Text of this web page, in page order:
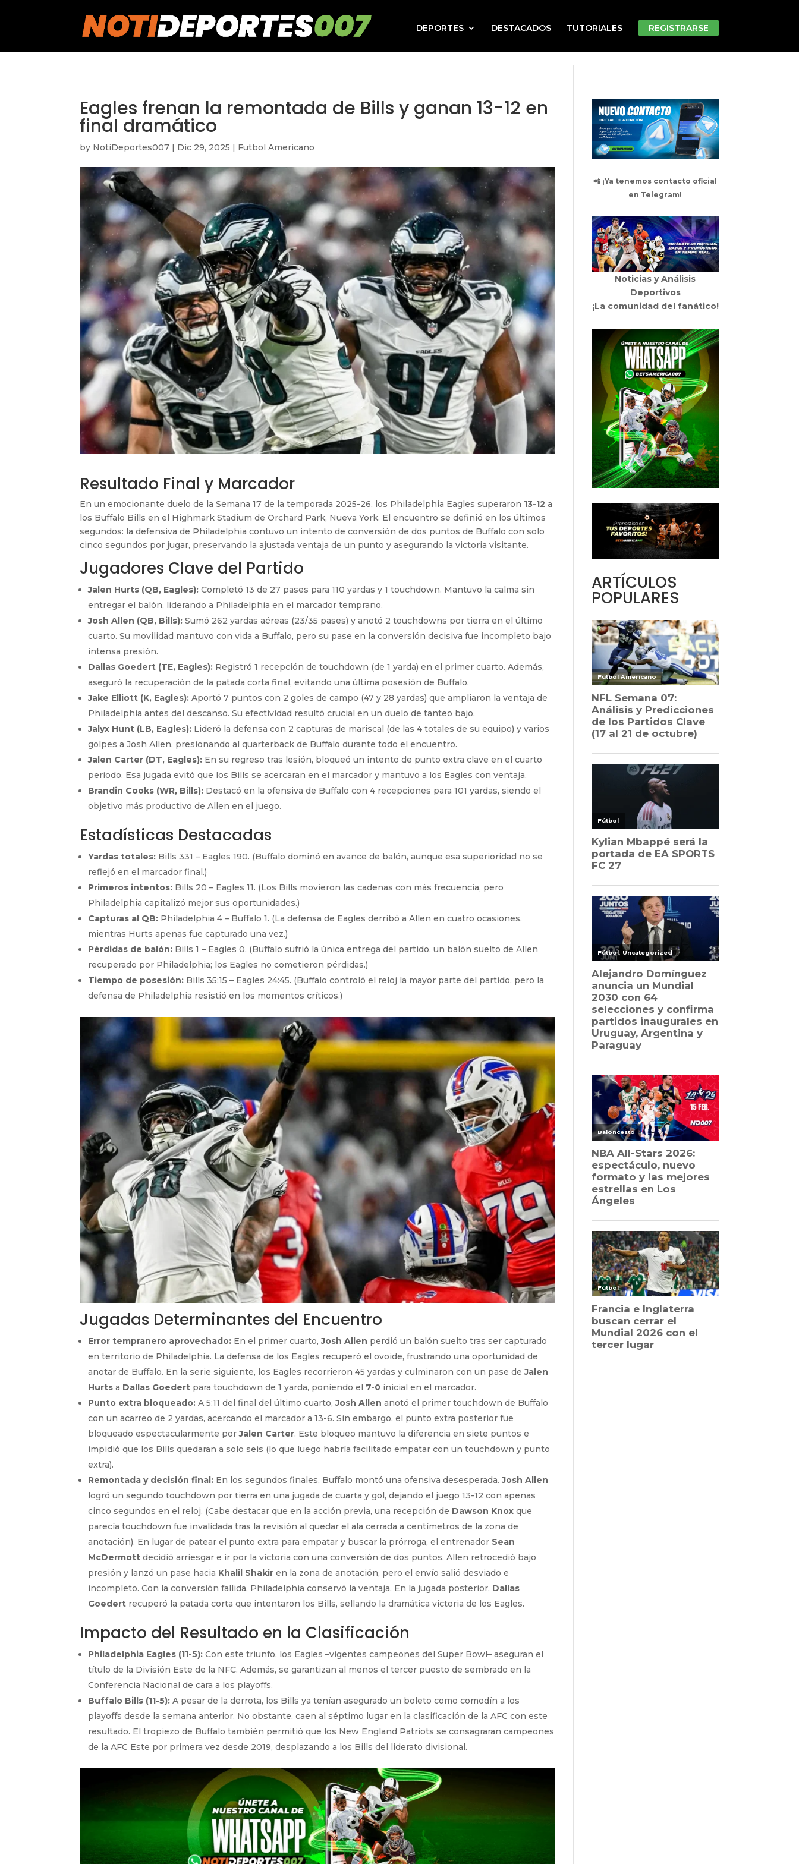
DEPORTES
DESTACADOS TUTORIALES REGISTRARSE
Eagles frenan la remontada de Bills y ganan 13-12 en
final dramático
by NotiDeportes007 | Dic 29, 2025 | Futbol Americano
Resultado Final y Marcador
En un emocionante duelo de la Semana 17 de la temporada 2025-26, los Philadelphia Eagles superaron 13-12 a
los Buffalo Bills en el Highmark Stadium de Orchard Park, Nueva York. El encuentro se definió en los últimos
segundos: la defensiva de Philadelphia contuvo un intento de conversión de dos puntos de Buffalo con solo
cinco segundos por jugar, preservando la ajustada ventaja de un punto y asegurando la victoria visitante.
Jugadores Clave del Partido
Jalen Hurts (QB, Eagles): Completó 13 de 27 pases para 110 yardas y 1 touchdown. Mantuvo la calma sin
entregar el balón, liderando a Philadelphia en el marcador temprano.
Josh Allen (QB, Bills): Sumó 262 yardas aéreas (23/35 pases) y anotó 2 touchdowns por tierra en el último
cuarto. Su movilidad mantuvo con vida a Buffalo, pero su pase en la conversión decisiva fue incompleto bajo
intensa presión.
Dallas Goedert (TE, Eagles): Registró 1 recepción de touchdown (de 1 yarda) en el primer cuarto. Además,
aseguró la recuperación de la patada corta final, evitando una última posesión de Buffalo.
Jake Elliott (K, Eagles): Aportó 7 puntos con 2 goles de campo (47 y 28 yardas) que ampliaron la ventaja de
Philadelphia antes del descanso. Su efectividad resultó crucial en un duelo de tanteo bajo.
Jalyx Hunt (LB, Eagles): Lideró la defensa con 2 capturas de mariscal (de las 4 totales de su equipo) y varios
golpes a Josh Allen, presionando al quarterback de Buffalo durante todo el encuentro.
Jalen Carter (DT, Eagles): En su regreso tras lesión, bloqueó un intento de punto extra clave en el cuarto
periodo. Esa jugada evitó que los Bills se acercaran en el marcador y mantuvo a los Eagles con ventaja.
Brandin Cooks (WR, Bills): Destacó en la ofensiva de Buffalo con 4 recepciones para 101 yardas, siendo el
objetivo más productivo de Allen en el juego.
Estadísticas Destacadas
Yardas totales: Bills 331 – Eagles 190. (Buffalo dominó en avance de balón, aunque esa superioridad no se
reflejó en el marcador final.)
Primeros intentos: Bills 20 – Eagles 11. (Los Bills movieron las cadenas con más frecuencia, pero
Philadelphia capitalizó mejor sus oportunidades.)
Capturas al QB: Philadelphia 4 – Buffalo 1. (La defensa de Eagles derribó a Allen en cuatro ocasiones,
mientras Hurts apenas fue capturado una vez.)
Pérdidas de balón: Bills 1 – Eagles 0. (Buffalo sufrió la única entrega del partido, un balón suelto de Allen
recuperado por Philadelphia; los Eagles no cometieron pérdidas.)
Tiempo de posesión: Bills 35:15 – Eagles 24:45. (Buffalo controló el reloj la mayor parte del partido, pero la
defensa de Philadelphia resistió en los momentos críticos.)
Jugadas Determinantes del Encuentro
Error tempranero aprovechado: En el primer cuarto,Josh Allen perdió un balón suelto tras ser capturado
en territorio de Philadelphia. La defensa de los Eagles recuperó el ovoide, frustrando una oportunidad de
anotar de Buffalo. En la serie siguiente, los Eagles recorrieron 45 yardas y culminaron con un pase deJalen
Hurts a Dallas Goedert para touchdown de 1 yarda, poniendo el 7-0 inicial en el marcador.
Punto extra bloqueado: A 5:11 del final del último cuarto,Josh Allen anotó el primer touchdown de Buffalo
con un acarreo de 2 yardas, acercando el marcador a 13-6. Sin embargo, el punto extra posterior fue
bloqueado espectacularmente porJalen Carter. Este bloqueo mantuvo la diferencia en siete puntos e
impidió que los Bills quedaran a solo seis (lo que luego habría facilitado empatar con un touchdown y punto
extra).
Remontada y decisión final: En los segundos finales, Buffalo montó una ofensiva desesperada.Josh Allen
logró un segundo touchdown por tierra en una jugada de cuarta y gol, dejando el juego 13-12 con apenas
cinco segundos en el reloj. (Cabe destacar que en la acción previa, una recepción de Dawson Knox que
parecía touchdown fue invalidada tras la revisión al quedar el ala cerrada a centímetros de la zona de
anotación). En lugar de patear el punto extra para empatar y buscar la prórroga, el entrenador Sean
McDermott decidió arriesgar e ir por la victoria con una conversión de dos puntos. Allen retrocedió bajo
presión y lanzó un pase hacia Khalil Shakir en la zona de anotación, pero el envío salió desviado e
incompleto. Con la conversión fallida, Philadelphia conservó la ventaja. En la jugada posterior, Dallas
Goedert recuperó la patada corta que intentaron los Bills, sellando la dramática victoria de los Eagles.
Impacto del Resultado en la Clasificación
Philadelphia Eagles (11-5): Con este triunfo, los Eagles –vigentes campeones del Super Bowl– aseguran el
título de la División Este de la NFC. Además, se garantizan al menos el tercer puesto de sembrado en la
Conferencia Nacional de cara a los playoffs.
Buffalo Bills (11-5): A pesar de la derrota, los Bills ya tenían asegurado un boleto como comodín a los
playoffs desde la semana anterior. No obstante, caen al séptimo lugar en la clasificación de la AFC con este
resultado. El tropiezo de Buffalo también permitió que los New England Patriots se consagraran campeones
de la AFC Este por primera vez desde 2019, desplazando a los Bills del liderato divisional.
📲 ¡Ya tenemos contacto oficial
en Telegram!
Noticias y Análisis
Deportivos
¡La comunidad del fanático!
ARTÍCULOS
POPULARES